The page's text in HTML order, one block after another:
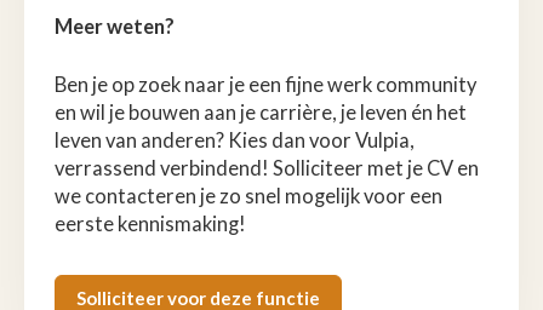
Meer weten?
Ben je op zoek naar je een fijne werk community
en wil je bouwen aan je carrière, je leven én het
leven van anderen? Kies dan voor Vulpia,
verrassend verbindend! Solliciteer met je CV en
we contacteren je zo snel mogelijk voor een
eerste kennismaking!
Solliciteer voor deze functie